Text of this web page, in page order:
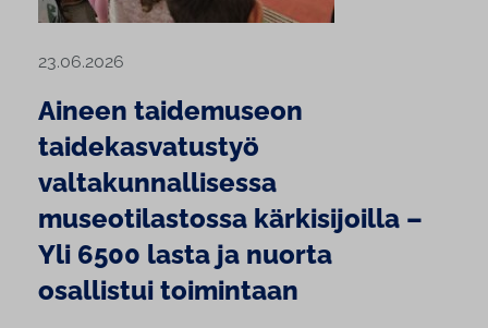
23.06.2026
Aineen taidemuseon
taidekasvatustyö
valtakunnallisessa
museotilastossa kärkisijoilla –
Yli 6500 lasta ja nuorta
osallistui toimintaan